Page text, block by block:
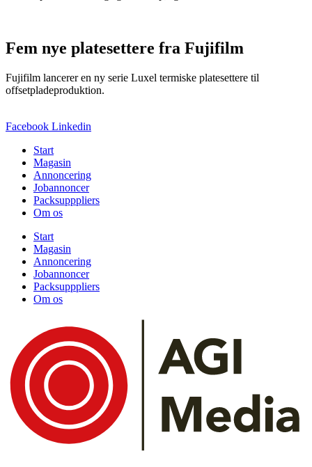
Fem nye platesettere fra Fujifilm
Fujifilm lancerer en ny serie Luxel termiske platesettere til
offsetpladeproduktion.
Facebook Linkedin
Start
Magasin
Annoncering
Jobannoncer
Packsupppliers
Om os
Start
Magasin
Annoncering
Jobannoncer
Packsupppliers
Om os